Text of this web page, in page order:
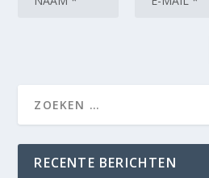
RECENTE BERICHTEN